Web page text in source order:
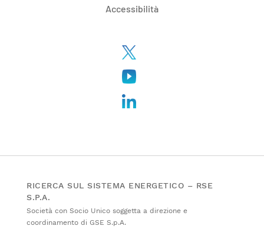
Accessibilità
RICERCA SUL SISTEMA ENERGETICO – RSE
S.P.A.
Società con Socio Unico soggetta a direzione e
coordinamento di GSE S.p.A.